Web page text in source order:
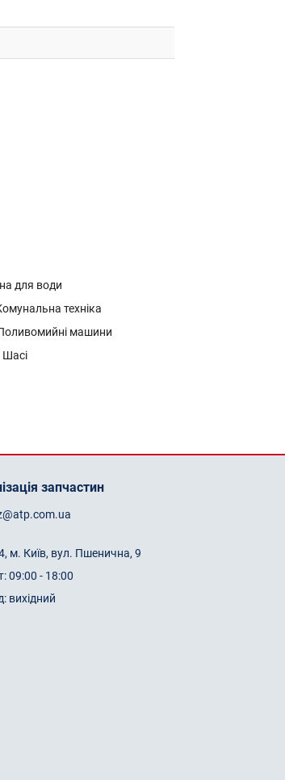
для води
техніка
машини
Шасі
запчастин
м. Київ, вул. Пшенична, 9
09:00 - 18:00
вихідний